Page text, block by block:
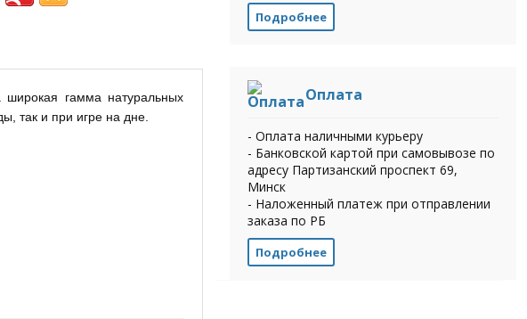
гамма натуральных
так и при игре на дне.
Подробнее
Оплата
- Оплата наличными курьеру
- Банковской картой при самовывозе по
адресу Партизанский проспект 69,
Минск
- Наложенный платеж при отправлении
заказа по РБ
Подробнее